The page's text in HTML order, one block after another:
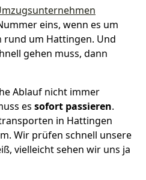
eins, wenn es um
um Hattingen. Und
gehen muss, dann
Ablauf nicht immer
es sofort passieren.
in Hattingen
Wir prüfen schnell unsere
vielleicht sehen wir uns ja